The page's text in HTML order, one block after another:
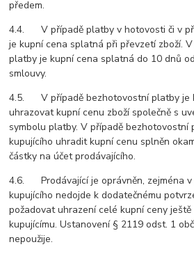
předem.
4.4. V případě platby v hotovosti či v
je kupní cena splatná při převzetí zboží.
platby je kupní cena splatná do 10 dnů
smlouvy.
4.5. V případě bezhotovostní platby je
uhrazovat kupní cenu zboží společně s
symbolu platby. V případě bezhotovostní
kupujícího uhradit kupní cenu splněn
částky na účet prodávajícího.
4.6. Prodávající je oprávněn, zejména v
kupujícího nedojde k dodatečnému
požadovat uhrazení celé kupní ceny
kupujícímu. Ustanovení § 2119 odst. 1
nepoužije.